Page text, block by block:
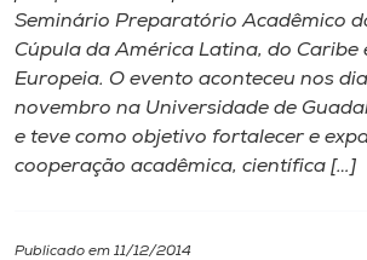
Internacionalização
I.nova
Diplomados
Seminário Preparatório Acadêmico
Cúpula da América Latina, do Caribe
Europeia. O evento aconteceu nos
novembro na Universidade de
e teve como objetivo fortalecer e
cooperação acadêmica, científica […]
Publicado em 11/12/2014